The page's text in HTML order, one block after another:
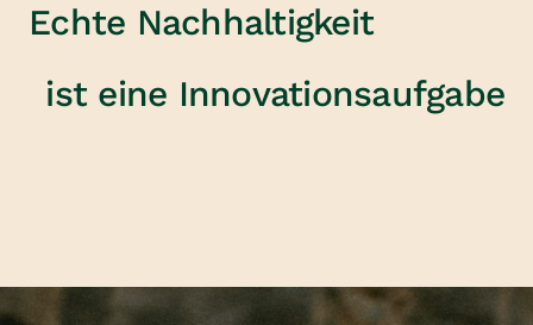
Echte Nachhaltigkeit
ist eine Innovationsaufgabe